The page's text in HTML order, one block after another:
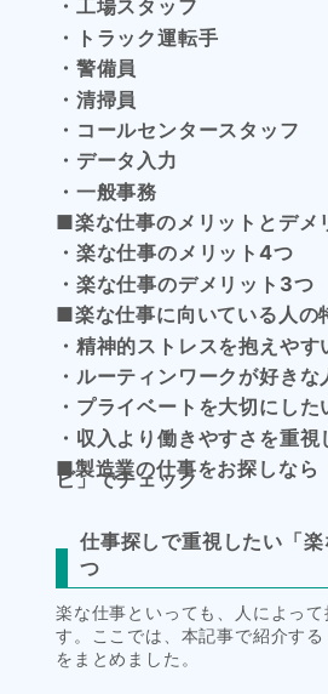
・工場スタッフ
・トラック運転手
・警備員
・清掃員
・コールセンタースタッフ
・データ入力
・一般事務
■楽な仕事のメリットとデメ
・楽な仕事のメリット4つ
・楽な仕事のデメリット3つ
■楽な仕事に向いている人の
・精神的ストレスを抱えやす
・ルーティンワークが好きな
・プライベートを大切にした
・収入より働きやすさを重視
■製造業の仕事をお探しなら
ビ」でチェック
仕事探しで重視したい「
つ
楽な仕事といっても、人によっ
す。ここでは、本記事で紹介す
をまとめました。